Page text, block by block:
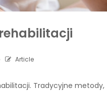
Article
Tradycyjne metody,